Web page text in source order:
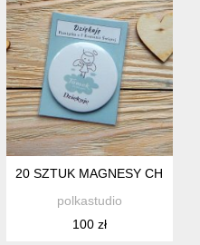
ROCZNICA
20 SZTUK MAGNESY
polkastudio
100 zł